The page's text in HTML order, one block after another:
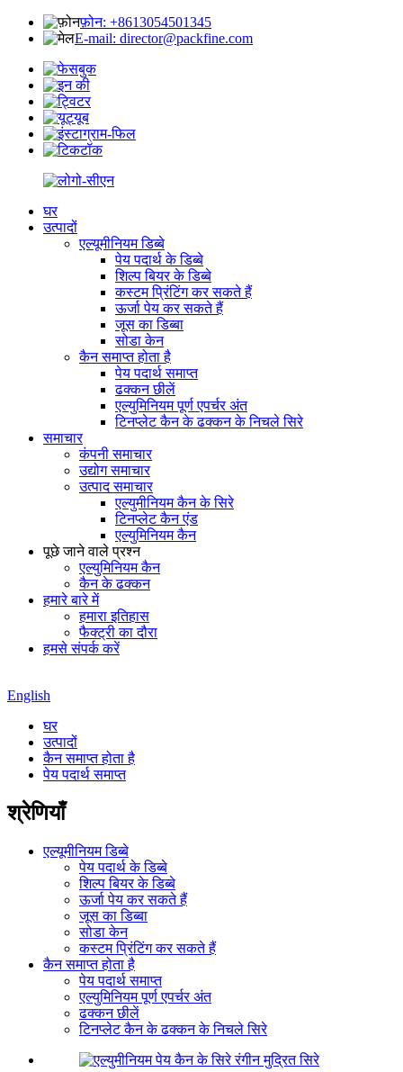
फ़ोन: +8613054501345
E-mail: director@packfine.com
घर
उत्पादों
एल्यूमीनियम डिब्बे
पेय पदार्थ के डिब्बे
शिल्प बियर के डिब्बे
कस्टम प्रिंटिंग कर सकते हैं
ऊर्जा पेय कर सकते हैं
जूस का डिब्बा
सोडा केन
कैन समाप्त होता है
पेय पदार्थ समाप्त
ढक्कन छीलें
एल्युमिनियम पूर्ण एपर्चर अंत
टिनप्लेट कैन के ढक्कन के निचले सिरे
समाचार
कंपनी समाचार
उद्योग समाचार
उत्पाद समाचार
एल्युमीनियम कैन के सिरे
टिनप्लेट कैन एंड
एल्युमिनियम कैन
पूछे जाने वाले प्रश्न
एल्युमिनियम कैन
कैन के ढक्कन
हमारे बारे में
हमारा इतिहास
फैक्ट्री का दौरा
हमसे संपर्क करें
English
घर
उत्पादों
कैन समाप्त होता है
पेय पदार्थ समाप्त
श्रेणियाँ
एल्यूमीनियम डिब्बे
पेय पदार्थ के डिब्बे
शिल्प बियर के डिब्बे
ऊर्जा पेय कर सकते हैं
जूस का डिब्बा
सोडा केन
कस्टम प्रिंटिंग कर सकते हैं
कैन समाप्त होता है
पेय पदार्थ समाप्त
एल्युमिनियम पूर्ण एपर्चर अंत
ढक्कन छीलें
टिनप्लेट कैन के ढक्कन के निचले सिरे